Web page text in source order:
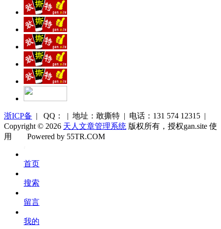
浙ICP备 | QQ： | 地址：敢撕特 | 电话：131 574 12315 |
Copyright © 2026 天人文章管理系统 版权所有，授权gan.site 使
用
库
Powered by 55TR.COM
首页
搜索
留言
我的